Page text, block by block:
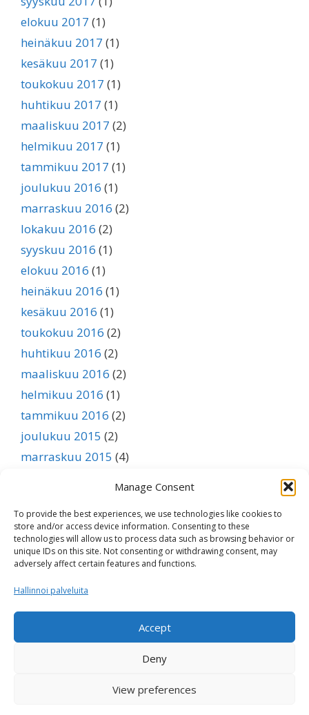
Manage Consent
To provide the best experiences, we use technologies like cookies to
store and/or access device information. Consenting to these
technologies will allow us to process data such as browsing behavior or
unique IDs on this site. Not consenting or withdrawing consent, may
adversely affect certain features and functions.
Hallinnoi palveluita
Accept
Deny
View preferences
elokuu 2017 (1)
heinäkuu 2017 (1)
kesäkuu 2017 (1)
toukokuu 2017 (1)
huhtikuu 2017 (1)
maaliskuu 2017 (2)
helmikuu 2017 (1)
tammikuu 2017 (1)
joulukuu 2016 (1)
marraskuu 2016 (2)
lokakuu 2016 (2)
syyskuu 2016 (1)
elokuu 2016 (1)
heinäkuu 2016 (1)
kesäkuu 2016 (1)
toukokuu 2016 (2)
huhtikuu 2016 (2)
maaliskuu 2016 (2)
helmikuu 2016 (1)
tammikuu 2016 (2)
joulukuu 2015 (2)
marraskuu 2015 (4)
elokuu 2015(1)
heinäkuu 2015(1)
kesäkuu 2015(1)
helmikuu 2015(1)